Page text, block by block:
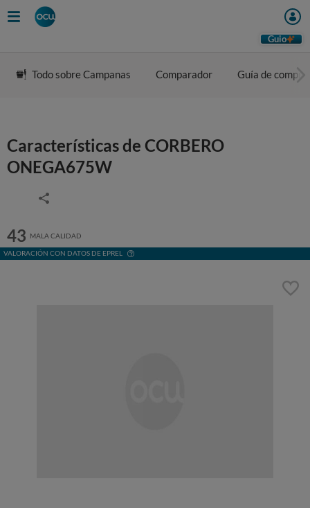
Guio
Todo sobre Campanas Comparador Guía de compra
Características de CORBERO
ONEGA675W
43 MALA CALIDAD
VALORACIÓN CON DATOS DE EPREL